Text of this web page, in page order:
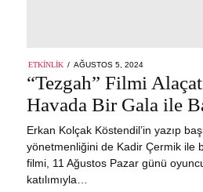
ETKINLIK
POSTED
ON
AĞUSTOS 5, 2024
5,
2024
“Tezgah” Filmi
Havada Bir Gala ile
Erkan Kolçak Köstendil’in yazıp
yönetmenliğini de Kadir Çermik ile
filmi, 11 Ağustos Pazar günü
katılımıyla…